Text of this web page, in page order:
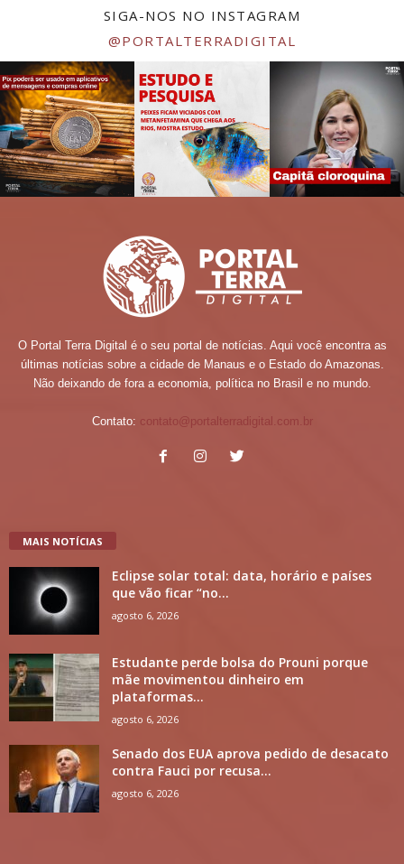
SIGA-NOS NO INSTAGRAM
@PORTALTERRADIGITAL
O Portal Terra Digital é o seu portal de notícias. Aqui você encontra as
últimas notícias sobre a cidade de Manaus e o Estado do Amazonas.
Não deixando de fora a economia, política no Brasil e no mundo.
Contato: contato@portalterradigital.com.br
MAIS NOTÍCIAS
Eclipse solar total: data, horário e países
que vão ficar “no...
agosto 6, 2026
Estudante perde bolsa do Prouni porque
mãe movimentou dinheiro em
plataformas...
agosto 6, 2026
Senado dos EUA aprova pedido de desacato
contra Fauci por recusa...
agosto 6, 2026